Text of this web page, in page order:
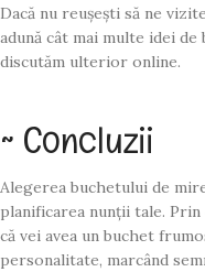
Dacă nu reușești să ne
adună cât mai multe idei
discutăm ulterior online.
~ Concluzii
Alegerea buchetului de
planificarea nunții tale.
că vei avea un buchet
personalitate, marcând